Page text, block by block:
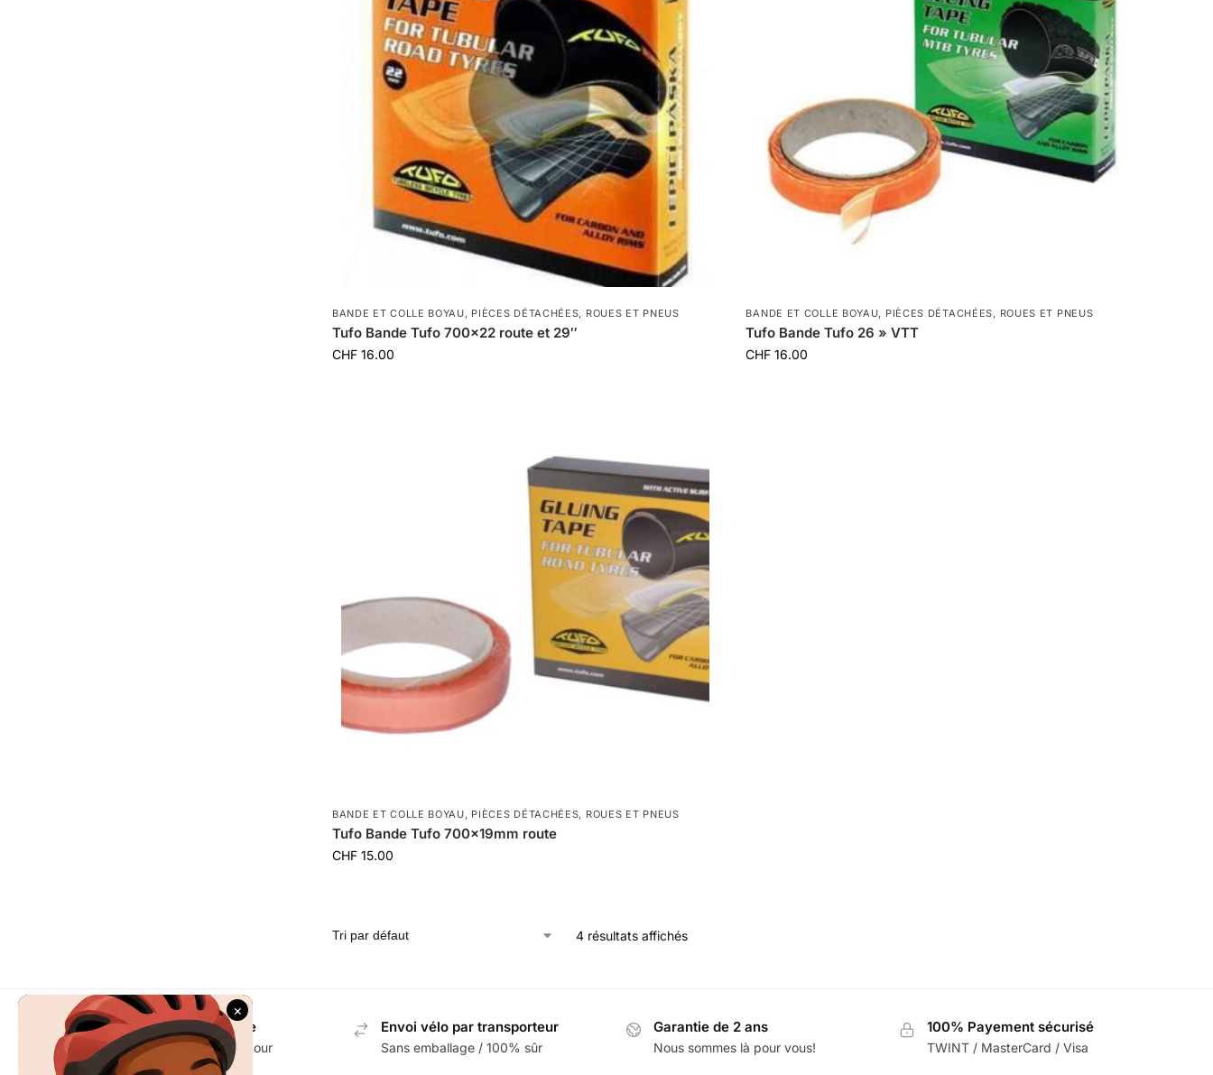
BANDE ET COLLE BOYAU PIÈCES DÉTACHÉES ROUES ET PNEUS
Tufo Bande Tufo 700×22 route et 29″
CHF16.00
BANDE ET COLLE BOYAU PIÈCES DÉTACHÉES ROUES ET PNEUS
Tufo Bande Tufo 26 » VTT
CHF 16.00
BANDE ET COLLE BOYAU, PIÈCES DÉTACHÉES, ROUES ET PNEUS
Tufo Bande Tufo 700x19mm route
CHF15.00
4 résultats affichés
Envoi gratuit en Suisse
Dès CHF 100.- d'achat pour
accessoires
Envoi vélo par transporteur
Sans emballage / 100% sûr
Garantie de 2 ans
Nous sommes là pour vous!
100% Payement sécurisé
TWINT / MasterCard / Visa